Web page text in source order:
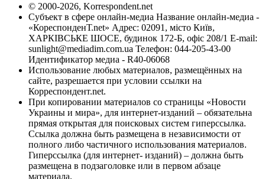
© 2000-2026, Korrespondent.net
Субъект в сфере онлайн-медиа Название онлайн-медиа -
«КореспонденТ.net» Адрес: 02091, місто Київ,
ХАРКІВСЬКЕ ШОСЕ, будинок 172-Б, офіс 208/1 E-mail:
sunlight@mediadim.com.ua Телефон: 044-205-43-00
Идентификатор медиа - R40-06068
Использование любых материалов, размещённых на
сайте, разрешается при условии ссылки на
Корреспондент.net.
При копировании материалов со страницы «Новости
Украины и мира», для интернет-изданий – обязательна
прямая открытая для поисковых систем гиперссылка.
Ссылка должна быть размещена в независимости от
полного либо частичного использования материалов.
Гиперссылка (для интернет- изданий) – должна быть
размещена в подзаголовке или в первом абзаце
материала.